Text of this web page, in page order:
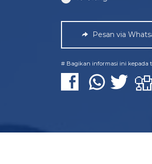
Pesan via
# Bagikan informasi ini kepada